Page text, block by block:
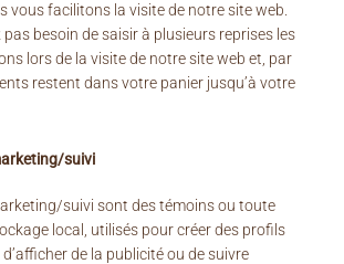
vous facilitons la visite de notre site web.
pas besoin de saisir à plusieurs reprises les
lors de la visite de notre site web et, par
restent dans votre panier jusqu’à votre
suivi
suivi sont des témoins ou toute
local, utilisés pour créer des profils
de la publicité ou de suivre